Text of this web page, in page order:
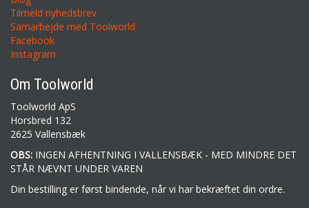
Tilmeld nyhedsbrev
Samarbejde med Toolworld
Facebook
Instagram
Om Toolworld
Toolworld ApS
Horsbred 132
2625 Vallensbæk
OBS: INGEN AFHENTNING I VALLENSBÆK - MED MINDRE DET
STÅR NÆVNT UNDER VAREN
Din bestilling er først bindende, når vi har bekræftet din ordre.